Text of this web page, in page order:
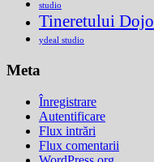
studio
Tineretului Dojo
ydeal studio
Meta
Înregistrare
Autentificare
Flux intrări
Flux comentarii